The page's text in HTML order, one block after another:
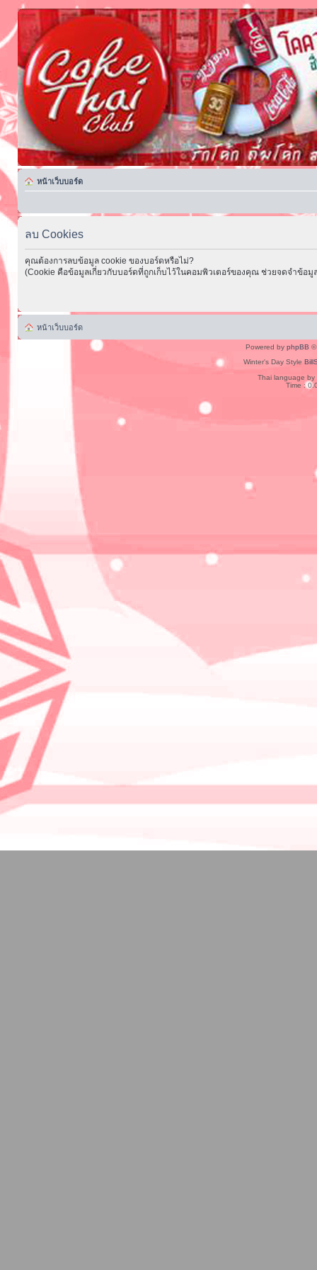
หน้าเว็บบอร์ด
ลบ Cookies
คุณต้องการลบข้อมูล cookie ของบอร์ดหรือไม่?
(Cookie คือข้อมูลเกี่ยวกับบอร์ดที่ถูกเก็บไว้ในคอมพิวเตอร์ของคุณ ช่วยจดจำข้อมู
หน้าเว็บบอร์ด
Powered by phpBB ©
Winter's Day Style
Thai language by
Time :